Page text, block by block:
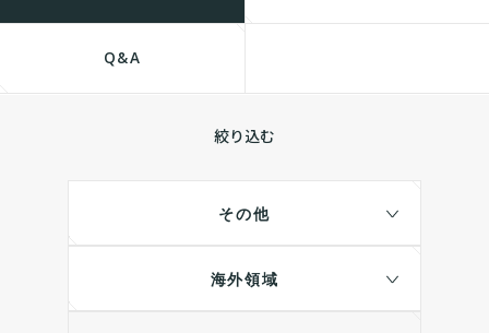
Q&A
絞り込む
その他
海外領域